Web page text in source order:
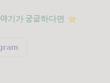
기가 궁금하다면 ⭐️